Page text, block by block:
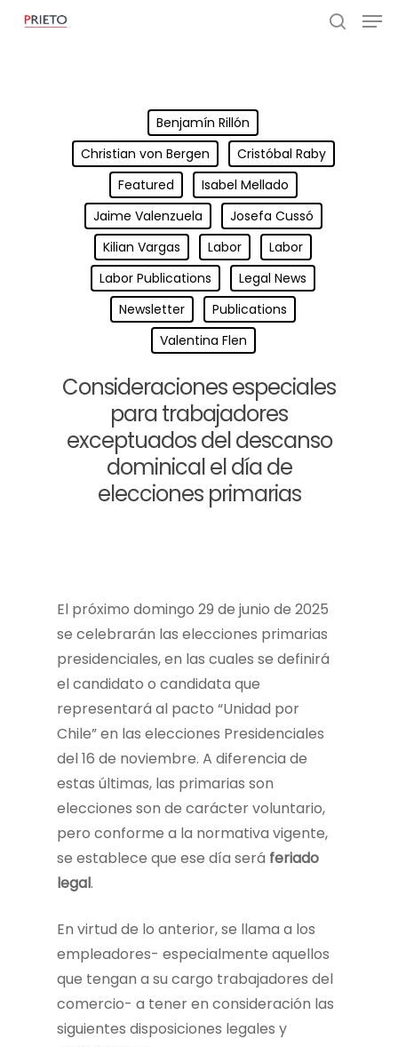
Benjamín Rillón
Christian von Bergen
Cristóbal Raby
Featured
Isabel Mellado
Jaime Valenzuela
Josefa Cussó
Kilian Vargas
Labor
Labor
Labor Publications
Legal News
Newsletter
Publications
Valentina Flen
Consideraciones especiales
para trabajadores
exceptuados del descanso
dominical el día de
elecciones primarias
El próximo domingo 29 de junio de 2025
se celebrarán las elecciones primarias
presidenciales, en las cuales se definirá
el candidato o candidata que
representará al pacto “Unidad por
Chile” en las elecciones Presidenciales
del 16 de noviembre. A diferencia de
estas últimas, las primarias son
elecciones son de carácter voluntario,
pero conforme a la normativa vigente,
se establece que ese día será feriado
legal.
En virtud de lo anterior, se llama a los
empleadores- especialmente aquellos
que tengan a su cargo trabajadores del
comercio- a tener en consideración las
siguientes disposiciones legales y